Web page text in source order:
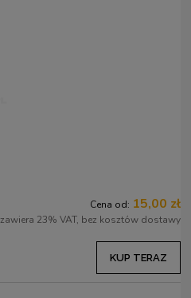
Cena od: 15,00 zł
zawiera 23% VAT, bez kosztów dostawy
KUP TERAZ